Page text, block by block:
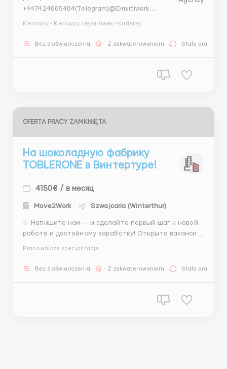
+447424665484(Telegram)@Dmirtiwork
+447404044892(WhatsApp) Водитель категории В в
категории В в Винтертуре,Швейцария Требования :
Kierowcy - Kierowcy ciężarówek - Kurierzy
Bez doświadczenia Z zakwaterowaniem Stała praca
OFERTA PRACY ZAMKNIĘTA
На шоколадную фабрику
TOBLERONE в Винтертуре!
4150€ / в месяц
Move2Work Szwajcaria (Winterthur)
✨ Напишите нам — и сделайте первый шаг к новой
работе и достойному заработку! Открыта вакансия
персонала на фабрику! Требуються: -Кондитер
Pracownicze specjalizacje
Bez doświadczenia Z zakwaterowaniem Stała praca